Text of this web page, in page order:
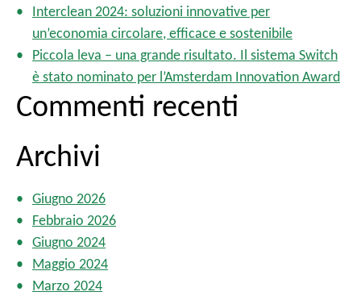
e
l
a
r
c
l
i
Interclean 2024: soluzioni innovative per
un’economia circolare, efficace e sostenibile
Piccola leva – una grande risultato. Il sistema Switch
è stato nominato per l’Amsterdam Innovation Award
Commenti recenti
Archivi
Giugno 2026
Febbraio 2026
Giugno 2024
Maggio 2024
Marzo 2024